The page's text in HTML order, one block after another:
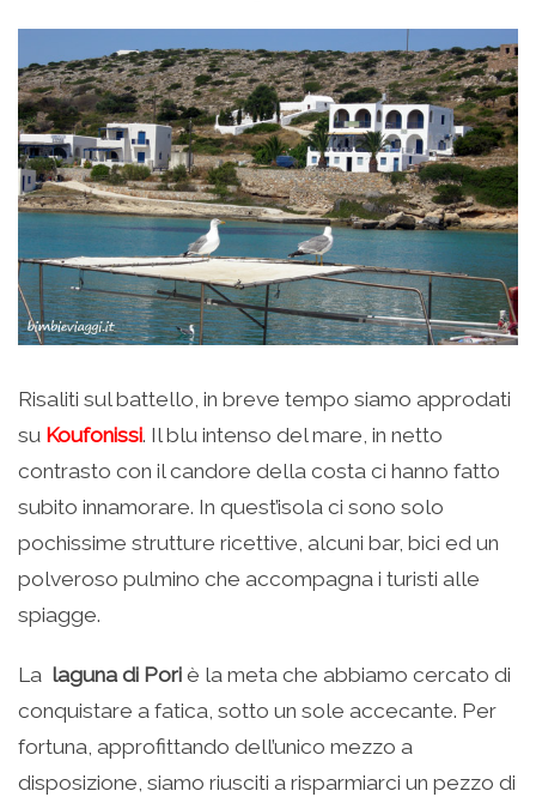
Risaliti sul battello, in breve tempo siamo approdati
su Koufonissi. Il blu intenso del mare, in netto
contrasto con il candore della costa ci hanno fatto
subito innamorare. In quest’isola ci sono solo
pochissime strutture ricettive, alcuni bar, bici ed un
polveroso pulmino che accompagna i turisti alle
spiagge.
La laguna di Pori è la meta che abbiamo cercato di
conquistare a fatica, sotto un sole accecante. Per
fortuna, approfittando dell’unico mezzo a
disposizione, siamo riusciti a risparmiarci un pezzo di